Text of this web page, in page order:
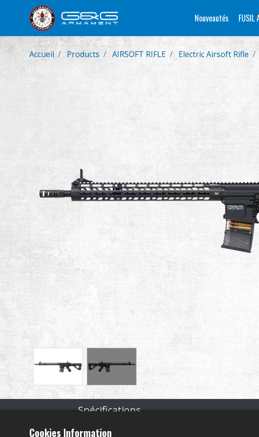
Nouveautés FUSIL
Accueil Products AIRSOFT RIFLE Electric Airsoft Rifle
Spécifications
Cookies Information